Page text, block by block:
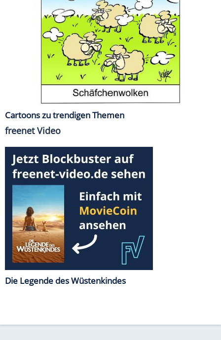
Cartoons zu trendigen Themen
freenet Video
Die Legende des Wüstenkindes